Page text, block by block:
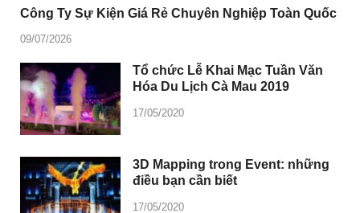
Công Ty Sự Kiện Giá Rẻ Chuyên Nghiệp Toàn Quốc
09/07/2026
Tổ chức Lễ Khai Mạc Tuần Văn
Hóa Du Lịch Cà Mau 2019
17/05/2020
3D Mapping trong Event: những
điều bạn cần biết
17/05/2020